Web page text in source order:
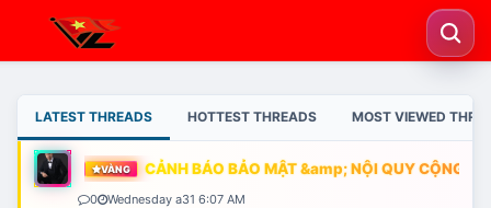
LATEST THREADS HOTTEST THREADS MOST VIEWED
VÀNG CẢNH BÁO BẢO MẬT &amp; NỘI QUY CỘNG
0 Wednesday a31 6:07 AM